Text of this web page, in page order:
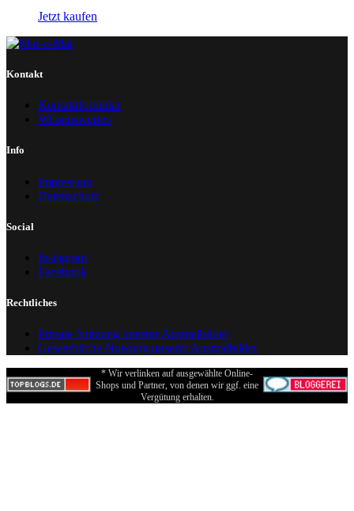
Jetzt kaufen
Kontakt
Kontaktformular
Wissenswertes
Info
Impressum
Datenschutz
Social
Instagram
Facebook
Rechtliches
Private Nutzung unserer Ausmalbilder
Gewerbliche Nutzung unserer Ausmalbilder
* Wir verlinken auf ausgewählte Online-
Shops und Partner, von denen wir ggf. eine
Vergütung erhalten.